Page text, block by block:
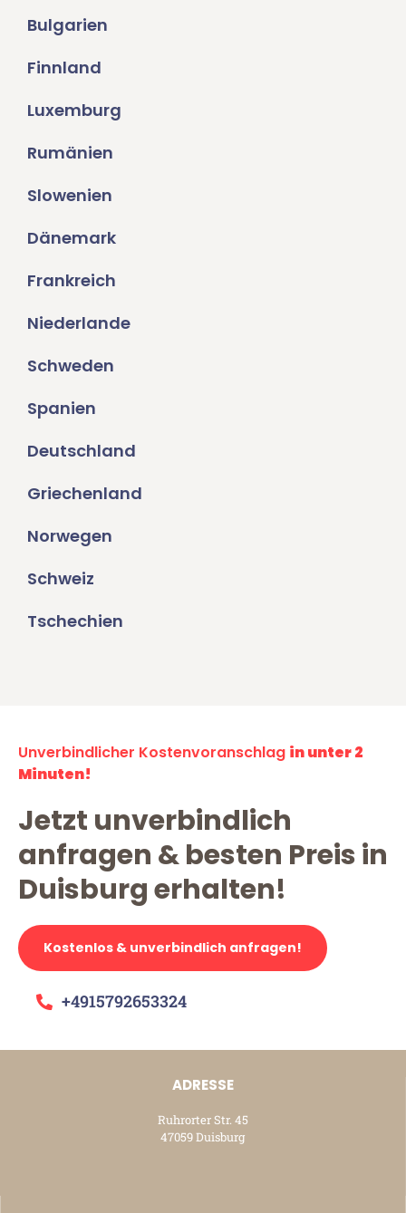
Bulgarien
Finnland
Luxemburg
Rumänien
Slowenien
Dänemark
Frankreich
Niederlande
Schweden
Spanien
Deutschland
Griechenland
Norwegen
Schweiz
Tschechien
Unverbindlicher Kostenvoranschlag in unter 2
Minuten!
Jetzt unverbindlich
anfragen & besten Preis in
Duisburg erhalten!
Kostenlos & unverbindlich anfragen!
+4915792653324
ADRESSE
Ruhrorter Str. 45
47059 Duisburg